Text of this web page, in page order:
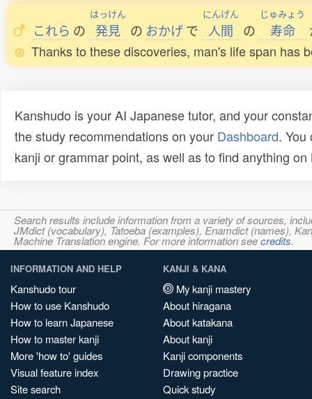
これら の
はっけん
発見 の おかげで
にんげん
人間 の
じゅみょう
寿命
Thanks to these discoveries, man's life span has
Kanshudo is your AI Japanese tutor, and your
the study recommendations on your Dashboard. You
kanji or grammar point, as well as to find anything
Search results include information from a variety of sources,
JMdict (vocabulary), Tatoeba (examples), Enamdict (names),
Machine Translation engine. For more information seecredits.
INFORMATION AND HELP
Kanshudo tour
How to use Kanshudo
How to learn Japanese
How to master kanji
More 'how to' guides
Visual feature index
Site search
KANJI & KANA
My kanji mastery
About hiragana
About katakana
About kanji
Kanji components
Drawing practice
Quick study